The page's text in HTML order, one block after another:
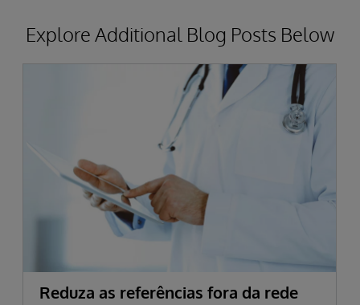
Explore Additional Blog Posts Below
Reduza as referências fora da rede